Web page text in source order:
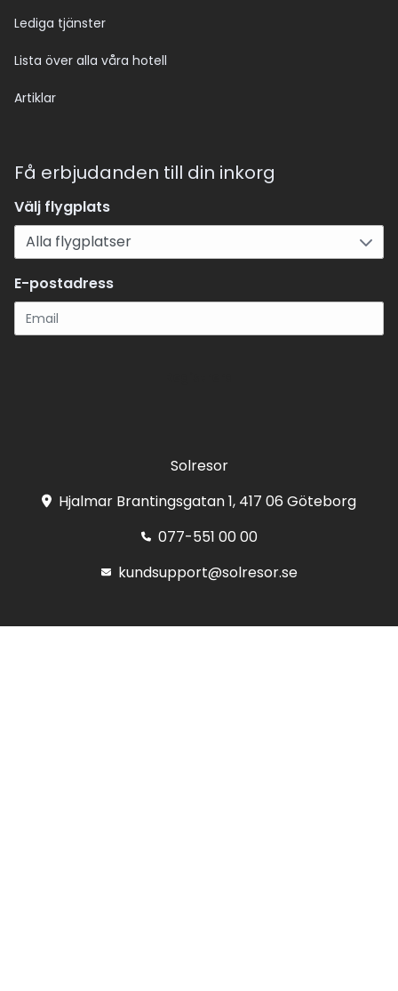
Lediga tjänster
Lista över alla våra hotell
Artiklar
Få erbjudanden till din inkorg
Välj flygplats
E-postadress
Solresor
Hjalmar Brantingsgatan 1, 417 06 Göteborg
077-551 00 00
kundsupport@solresor.se